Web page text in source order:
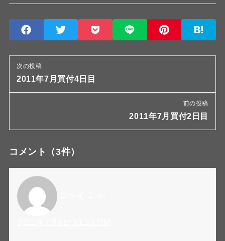
次の投稿
2011年7月買付4日目
前の投稿
2011年7月買付2日目
コメント （3件）